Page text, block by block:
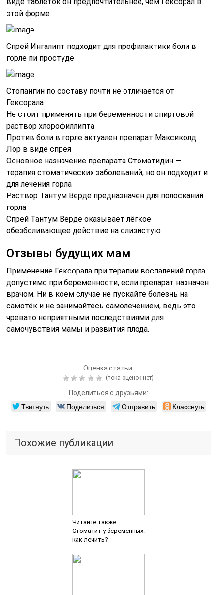
этой форме
Спрей Ингалипт подходит для профилактики боли в
горле пи простуде
Стопангин по составу почти не отличается от
Гексорала
Не стоит применять при беременности спиртовой
раствор хлорофиллипта
Против боли в горле актуален препарат Максиколд
Лор в виде спрея
Основное назначение препарата Стоматидин —
терапия стоматических заболеваний, но он подходит и
для лечения горла
Раствор Тантум Верде предназначен для полосканий
горла
Спрей Тантум Верде оказывает лёгкое
обезболивающее действие на слизистую
Отзывы будущих мам
Применение Гексорала при терапии воспалений горла
допустимо при беременности, если препарат назначен
врачом. Ни в коем случае не пускайте болезнь на
самотёк и не занимайтесь самолечением, ведь это
чревато неприятными последствиями для
самочувствия мамы и развития плода.
Оценка статьи:
(пока оценок нет)
Поделиться с друзьями:
Твитнуть Поделиться Отправить Класснуть
Похожие публикации
Читайте также:
Стоматит у беременных:
как лечить?